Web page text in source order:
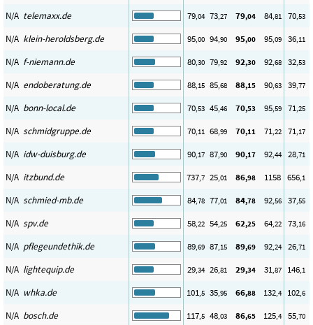
N/A telemaxx.de 79,04 73,27 79,04 84,81 70,53
N/A klein-heroldsberg.de 95,00 94,90 95,00 95,09 36,11
N/A f-niemann.de 80,30 79,92 92,30 92,68 32,53
N/A endoberatung.de 88,15 85,68 88,15 90,63 39,77
N/A bonn-local.de 70,53 45,46 70,53 95,59 71,25
N/A schmidgruppe.de 70,11 68,99 70,11 71,22 71,17
N/A idw-duisburg.de 90,17 87,90 90,17 92,44 28,71
N/A itzbund.de 737,7 25,01 86,98 1158 656,1
N/A schmied-mb.de 84,78 77,01 84,78 92,56 37,55
N/A spv.de 58,22 54,25 62,25 64,22 73,16
N/A pflegeundethik.de 89,69 87,15 89,69 92,24 26,71
N/A lightequip.de 29,34 26,81 29,34 31,87 146,1
N/A whka.de 101,5 35,95 66,88 132,4 102,6
N/A bosch.de 117,5 48,03 86,65 125,4 55,70